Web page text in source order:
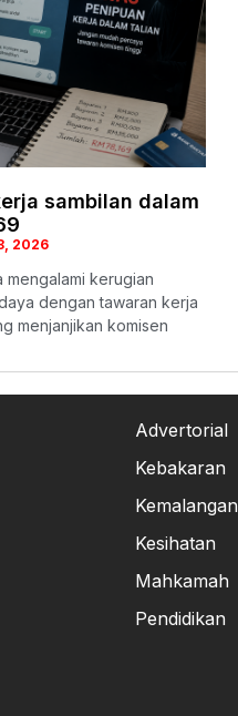
sambilan dalam
2026
mengalami kerugian
dengan tawaran kerja
menjanjikan komisen
Advertorial
Kebakaran
Kemalangan
Kesihatan
Mahkamah
Pendidikan